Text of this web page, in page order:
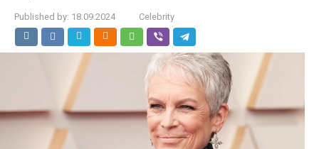
Published by: 18.09.2024 Celebrity